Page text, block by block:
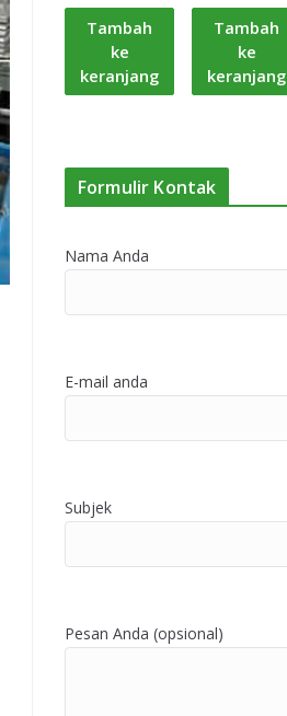
Tambah
ke
keranjang
Tambah
ke
keranjang
Formulir Kontak
Nama Anda
E-mail anda
Subjek
Pesan Anda (opsional)